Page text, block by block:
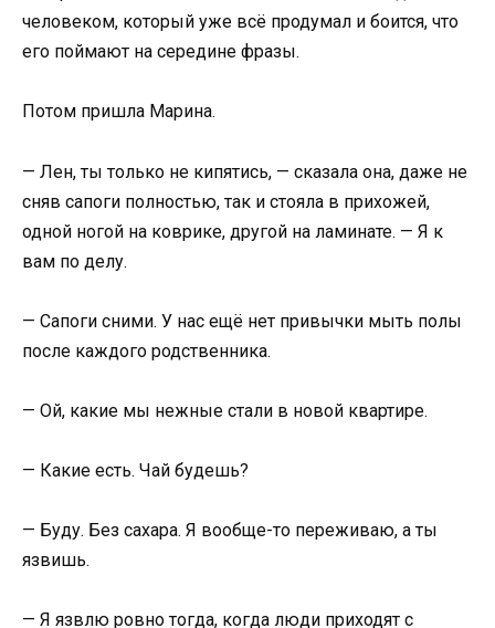
человеком, который уже всё продумал и боится, что
его поймают на середине фразы.
Потом пришла Марина.
— Лен, ты только не кипятись, — сказала она, даже не
сняв сапоги полностью, так и стояла в прихожей,
одной ногой на коврике, другой на ламинате. — Я к
вам по делу.
— Сапоги сними. У нас ещё нет привычки мыть полы
после каждого родственника.
— Ой, какие мы нежные стали в новой квартире.
— Какие есть. Чай будешь?
— Буду. Без сахара. Я вообще-то переживаю, а ты
язвишь.
— Я язвлю ровно тогда, когда люди приходят с